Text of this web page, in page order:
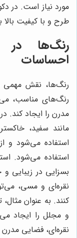
مورد نیاز است. در
طرح و با کیفیت بالا
رنگ‌ها در
احساسات
رنگ‌ها، نقش مهمی
رنگ‌های مناسب،
مدرن را ایجاد کند.
مانند سفید،
استفاده می‌شود و
استفاده می‌شود.
بسزایی در زیبایی
نقره‌ای و مسی،
کنند. به عنوان
و مجلل را ایجاد
نقره‌ای، فضایی